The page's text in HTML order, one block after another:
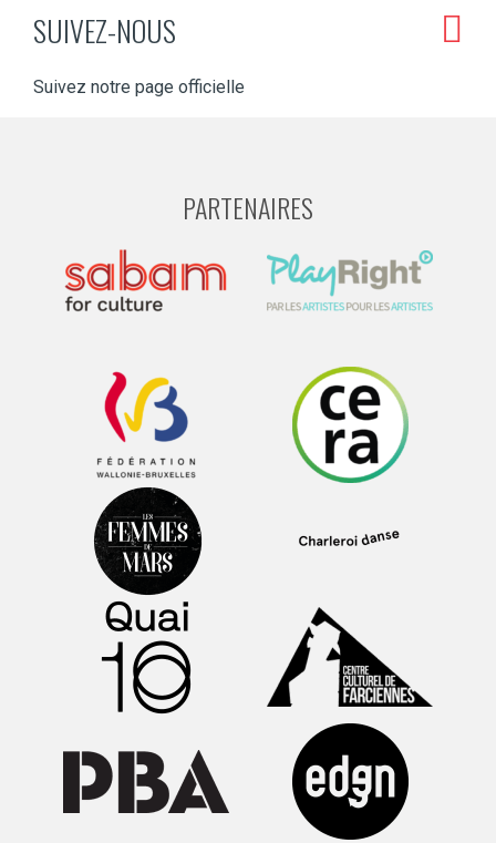
SUIVEZ-NOUS
Suivez notre page officielle
PARTENAIRES